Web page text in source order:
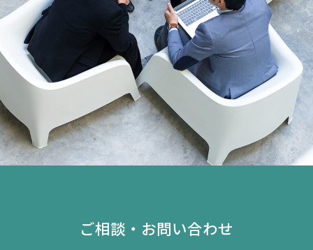
ご相談・お問い合わせ